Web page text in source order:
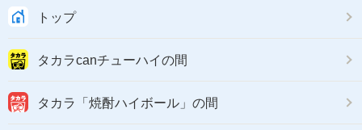
トップ
タカラcanチューハイの間
タカラ「焼酎ハイボール」の間